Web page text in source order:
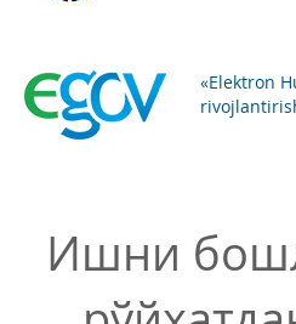
«Elektron
Ишни